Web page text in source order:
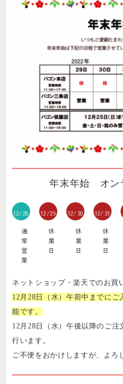
年末年始 オン
12/28 12/29 12/30 12/31
通
常
営
業
休
業
日
休
業
日
休
業
日
ネットショップ・楽天でのお買
12月28日（水）午前中までに
能です。
12月28日（水）午後以降のご
行います。
ご不便をおかけしますが、よろ